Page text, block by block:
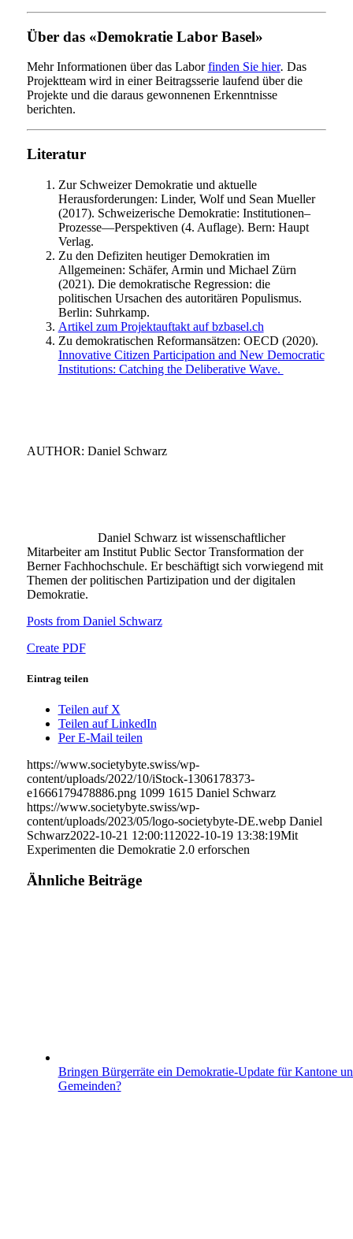
Über das «Demokratie Labor Basel»
Mehr Informationen über das Laborfinden Sie hier. Das
Projektteam wird in einer Beitragsserie laufend über die
Projekte und die daraus gewonnenen Erkenntnisse
berichten.
Literatur
Zur Schweizer Demokratie und aktuelle
Herausforderungen: Linder, Wolf und Sean Mueller
(2017). Schweizerische Demokratie: Institutionen–
Prozesse—Perspektiven (4. Auflage). Bern: Haupt
Verlag.
Zu den Defiziten heutiger Demokratien im
Allgemeinen: Schäfer, Armin und Michael Zürn
(2021). Die demokratische Regression: die
politischen Ursachen des autoritären Populismus.
Berlin: Suhrkamp.
Artikel zum Projektauftakt auf bzbasel.ch
Zu demokratischen Reformansätzen: OECD (2020).
Innovative Citizen Participation and New Democratic
Institutions: Catching the Deliberative Wave.
AUTHOR: Daniel Schwarz
Daniel Schwarz ist wissenschaftlicher
Mitarbeiter am Institut Public Sector Transformation der
Berner Fachhochschule. Er beschäftigt sich vorwiegend mit
Themen der politischen Partizipation und der digitalen
Demokratie.
Posts from Daniel Schwarz
Create PDF
Eintrag teilen
Teilen auf X
Teilen auf LinkedIn
Per E-Mail teilen
https://www.societybyte.swiss/wp-
content/uploads/2022/10/iStock-1306178373-
e1666179478886.png 1099 1615 Daniel Schwarz
https://www.societybyte.swiss/wp-
content/uploads/2023/05/logo-societybyte-DE.webp Daniel
Schwarz2022-10-21 12:00:11 2022-10-19 13:38:19Mit
Experimenten die Demokratie 2.0 erforschen
Ähnliche Beiträge
Bringen Bürgerräte ein Demokratie-Update für Kantone
Gemeinden?